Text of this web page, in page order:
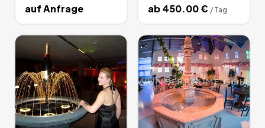
auf Anfrage ab450.00€ / Tag